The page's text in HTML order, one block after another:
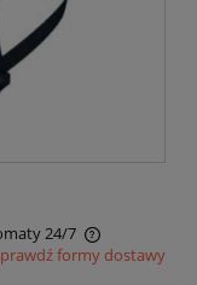
24/7
formy dostawy